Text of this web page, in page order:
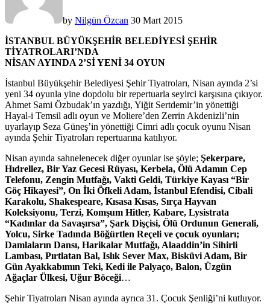
by Nilgün Özcan 30 Mart 2015
İSTANBUL BÜYÜKŞEHİR BELEDİYESİ ŞEHİR
TİYATROLARI’NDA
NİSAN AYINDA 2’Sİ YENİ 34 OYUN
İstanbul Büyükşehir Belediyesi Şehir Tiyatroları, Nisan ayında 2’si
yeni 34 oyunla yine dopdolu bir repertuarla seyirci karşısına çıkıyor.
Ahmet Sami Özbudak’ın yazdığı, Yiğit Sertdemir’in yönettiği
Hayal-i Temsil adlı oyun ve Moliere’den Zerrin Akdenizli’nin
uyarlayıp Seza Güneş’in yönettiği Cimri adlı çocuk oyunu Nisan
ayında Şehir Tiyatroları repertuarına katılıyor.
Nisan ayında sahnelenecek diğer oyunlar ise şöyle; Şekerpare,
Hıdrellez, Bir Yaz Gecesi Rüyası, Kerbela, Ölü Adamın Cep
Telefonu, Zengin Mutfağı, Vakti Geldi, Türkiye Kayası “Bir
Göç Hikayesi”, On İki Öfkeli Adam, İstanbul Efendisi, Cibali
Karakolu, Shakespeare, Kısasa Kısas, Sırça Hayvan
Koleksiyonu, Terzi, Komşum Hitler, Kabare, Lysistrata
“Kadınlar da Savaşırsa”, Şark Dişçisi, Ölü Ordunun Generali,
Yolcu, Sirke Tadında Böğürtlen Reçeli ve çocuk oyunları;
Damlaların Dansı, Harikalar Mutfağı, Alaaddin’in Sihirli
Lambası, Pırtlatan Bal, Islık Sever Max, Bisküvi Adam, Bir
Gün Ayakkabımın Teki, Kedi ile Palyaço, Balon, Üzgün
Ağaçlar Ülkesi, Uğur Böceği…
Şehir Tiyatroları Nisan ayında ayrıca 31. Çocuk Şenliği’ni kutluyor.